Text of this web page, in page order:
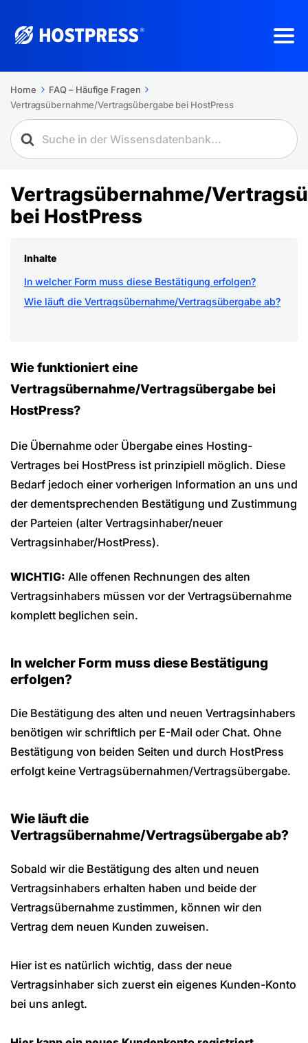
Home
FAQ – Häufige Fragen
Vertragsübernahme/Vertragsübergabe bei HostPress
Vertragsübernahme/
bei HostPress
Inhalte
In welcher Form muss diese Bestätigung erfolgen?
Wie läuft die Vertragsübernahme/Vertragsübergabe ab?
Wie funktioniert eine
Vertragsübernahme/Vertragsübergabe bei
HostPress?
Die Übernahme oder Übergabe eines Hosting-
Vertrages bei HostPress ist prinzipiell möglich. Diese
Bedarf jedoch einer vorherigen Information an uns und
der dementsprechenden Bestätigung und Zustimmung
der Parteien (alter Vertragsinhaber/neuer
Vertragsinhaber/HostPress).
WICHTIG: Alle offenen Rechnungen des alten
Vertragsinhabers müssen vor der Vertragsübernahme
komplett beglichen sein.
In welcher Form muss diese Bestätigung
erfolgen?
Die Bestätigung des alten und neuen Vertragsinhabers
benötigen wir schriftlich per E-Mail oder Chat. Ohne
Bestätigung von beiden Seiten und durch HostPress
erfolgt keine Vertragsübernahmen/Vertragsübergabe.
Wie läuft die
Vertragsübernahme/Vertragsübergabe ab?
Sobald wir die Bestätigung des alten und neuen
Vertragsinhabers erhalten haben und beide der
Vertragsübernahme zustimmen, können wir den
Vertrag dem neuen Kunden zuweisen.
Hier ist es natürlich wichtig, dass der neue
Vertragsinhaber sich zuerst ein eigenes Kunden-Konto
bei uns anlegt.